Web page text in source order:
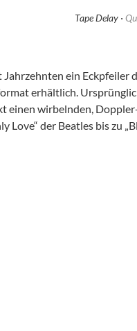
Tape Delay ·
ein
erhältlich.
einen wirbelnden,
Love“ der Beatles bis zu